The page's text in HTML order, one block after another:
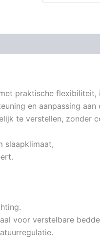
praktische flexibiliteit,
en aanpassing
te verstellen, zonder
slaapklimaat,
voor verstelbare